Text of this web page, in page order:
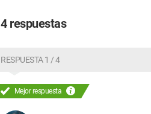
4 respuestas
RESPUESTA 1 / 4
Mejor respuesta